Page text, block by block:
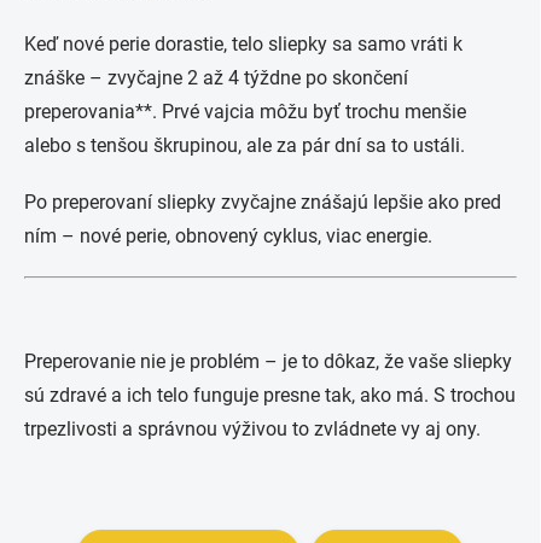
Keď nové perie dorastie, telo sliepky sa samo vráti k
znáške – zvyčajne 2 až 4 týždne po skončení
preperovania**. Prvé vajcia môžu byť trochu menšie
alebo s tenšou škrupinou, ale za pár dní sa to ustáli.
Po preperovaní sliepky zvyčajne znášajú lepšie ako pred
ním – nové perie, obnovený cyklus, viac energie.
Preperovanie nie je problém – je to dôkaz, že vaše sliepky
sú zdravé a ich telo funguje presne tak, ako má. S trochou
trpezlivosti a správnou výživou to zvládnete vy aj ony.